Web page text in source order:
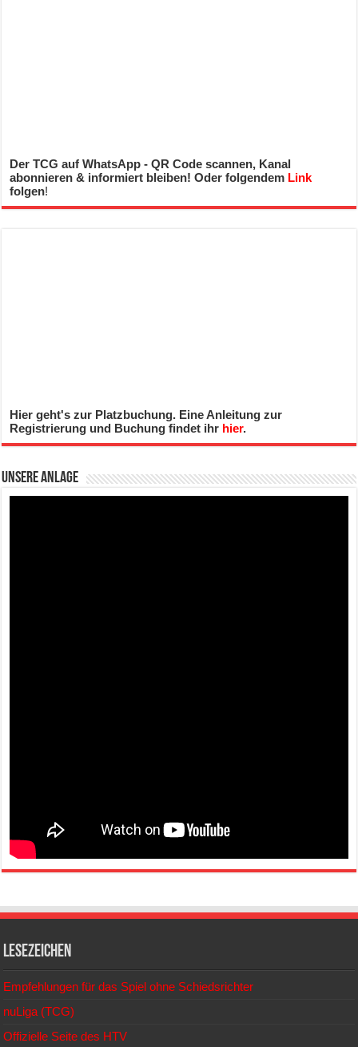
Der TCG auf WhatsApp - QR Code scannen, Kanal
abonnieren & informiert bleiben! Oder folgendem Link
folgen!
Hier geht's zur Platzbuchung. Eine Anleitung zur
Registrierung und Buchung findet ihr hier.
Unsere Anlage
Lesezeichen
Empfehlungen für das Spiel ohne Schiedsrichter
nuLiga (TCG)
Offizielle Seite des HTV